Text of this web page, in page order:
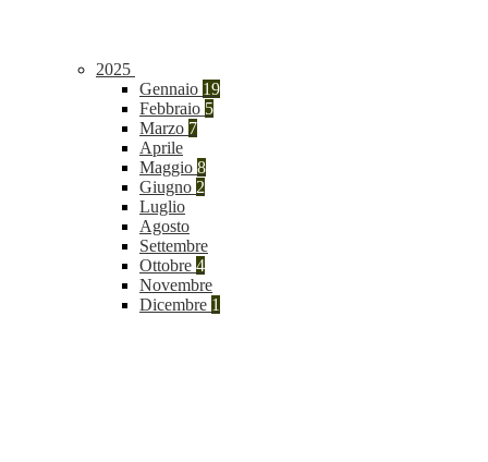
2025
Gennaio 19
Febbraio 5
Marzo 7
Aprile
Maggio 8
Giugno 2
Luglio
Agosto
Settembre
Ottobre 4
Novembre
Dicembre 1